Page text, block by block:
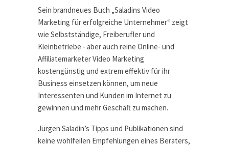
Sein brandneues Buch „Saladins Video
Marketing für erfolgreiche Unternehmer“ zeigt
wie Selbstständige, Freiberufler und
Kleinbetriebe - aber auch reine Online- und
Affiliatemarketer Video Marketing
kostengünstig und extrem effektiv für ihr
Business einsetzen können, um neue
Interessenten und Kunden im Internet zu
gewinnen und mehr Geschäft zu machen.
Jürgen Saladin’s Tipps und Publikationen sind
keine wohlfeilen Empfehlungen eines Beraters,